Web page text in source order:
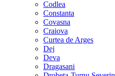
Codlea
Constanta
Covasna
Craiova
Curtea de Arges
Dej
Deva
Dragasani